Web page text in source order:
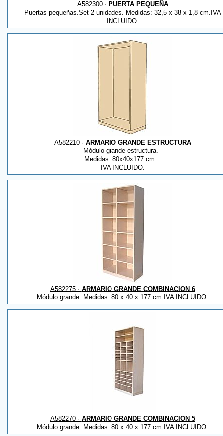
A582300 · PUERTA PEQUEÑA
Puertas pequeñas.Set 2 unidades. Medidas: 32,5 x 38 x 1,8 cm.IVA
INCLUIDO.
A582210 · ARMARIO GRANDE ESTRUCTURA
Módulo grande estructura.
Medidas: 80x40x177 cm.
IVA INCLUIDO.
A582275 · ARMARIO GRANDE COMBINACION 6
Módulo grande. Medidas: 80 x 40 x 177 cm.IVA INCLUIDO.
A582270 · ARMARIO GRANDE COMBINACION 5
Módulo grande. Medidas: 80 x 40 x 177 cm.IVA INCLUIDO.